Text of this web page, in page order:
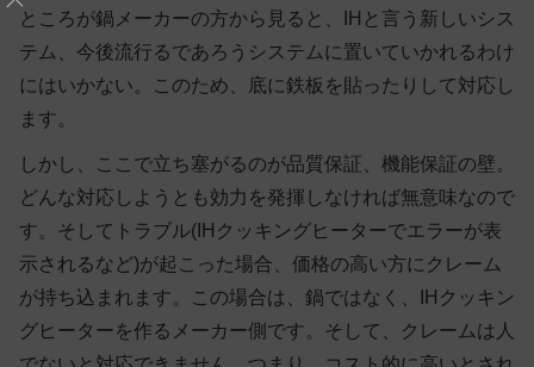
ところが鍋メーカーの方から見ると、IHと言う新しいシス
テム、今後流行るであろうシステムに置いていかれるわけ
にはいかない。このため、底に鉄板を貼ったりして対応し
ます。
しかし、ここで立ち塞がるのが品質保証、機能保証の壁。
どんな対応しようとも効力を発揮しなければ無意味なので
す。そしてトラブル(IHクッキングヒーターでエラーが表
示されるなど)が起こった場合、価格の高い方にクレーム
が持ち込まれます。この場合は、鍋ではなく、IHクッキン
グヒーターを作るメーカー側です。そして、クレームは人